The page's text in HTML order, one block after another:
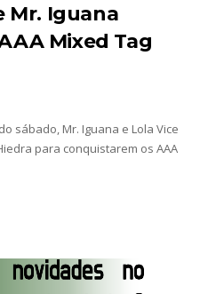
27 July 2026
Mr. Iguana
Mixed Tag
sábado, Mr. Iguana e Lola Vice
para conquistarem os AAA